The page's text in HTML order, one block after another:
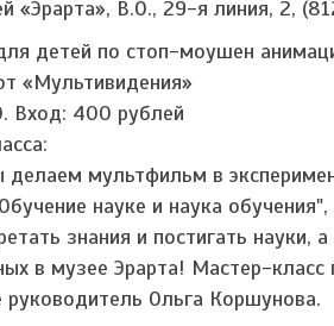
«Эрарта», В.О., 29-я линия, 2,
детей по стоп-моушен
«Мультивидения»
Вход: 400 рублей
мультфильм в
науке и наука
знания и постигать
в музее Эрарта! Мастер-
Ольга Коршунова.